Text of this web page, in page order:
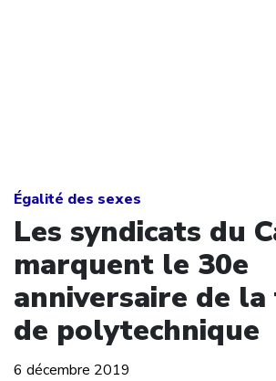
Égalité des sexes
Les syndicats du
marquent le 30e
anniversaire de
de polytechnique
6 décembre 2019